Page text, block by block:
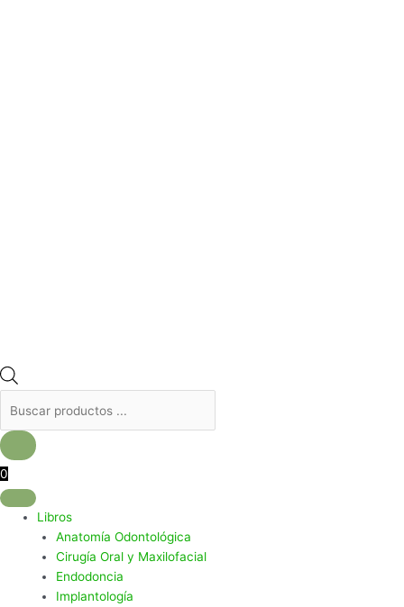
0
Libros
Anatomía Odontológica
Cirugía Oral y Maxilofacial
Endodoncia
Implantología